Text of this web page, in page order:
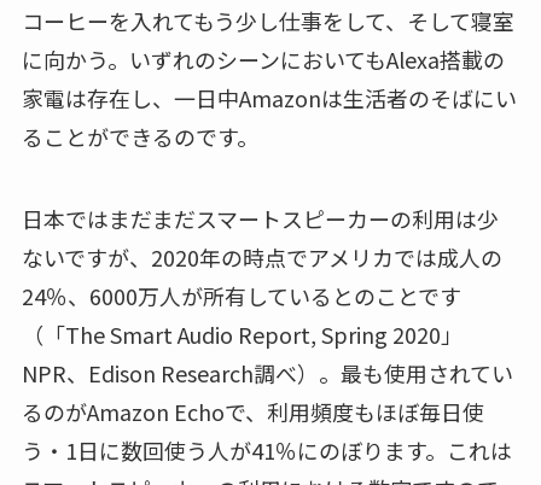
コーヒーを入れてもう少し仕事をして、そして寝室
に向かう。いずれのシーンにおいてもAlexa搭載の
家電は存在し、一日中Amazonは生活者のそばにい
ることができるのです。
日本ではまだまだスマートスピーカーの利用は少
ないですが、2020年の時点でアメリカでは成人の
24％、6000万人が所有しているとのことです
（「The Smart Audio Report, Spring 2020」
NPR、Edison Research調べ）。最も使用されてい
るのがAmazon Echoで、利用頻度もほぼ毎日使
う・1日に数回使う人が41％にのぼります。これは